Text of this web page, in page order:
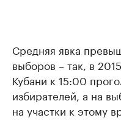
Средняя явка
выборов – так, в
Кубани к 15:00
избирателей, а на
на участки к этому